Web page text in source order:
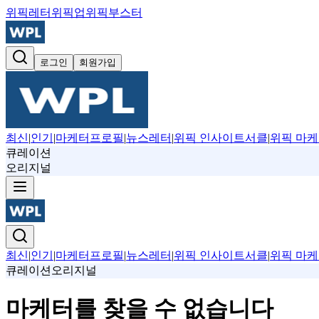
위픽레터 위픽업위픽부스터
로그인 회원가입
최신|인기 |마케터프로필|뉴스레터 |위픽 인사이트서클|위픽 마케
큐레이션
오리지널
최신|인기 |마케터프로필|뉴스레터 |위픽 인사이트서클|위픽 마케
큐레이션 오리지널
마케터를 찾을 수 없습니다